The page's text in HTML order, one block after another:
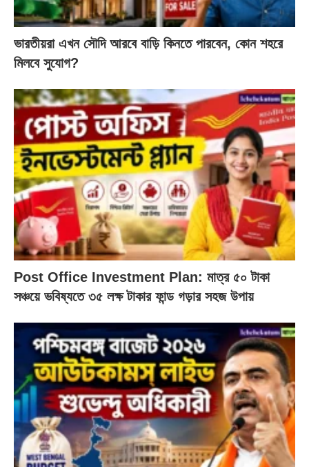
ভারতীয়রা এখন সৌদি আরবে বাড়ি কিনতে পারবেন, কোন শহরে
মিলবে সুযোগ?
Post Office Investment Plan: মাত্র ৫০ টাকা
সঞ্চয়ে ভবিষ্যতে ৩৫ লক্ষ টাকার ফান্ড গড়ার সহজ উপায়